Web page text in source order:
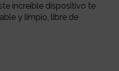
increíble dispositivo te
y limpio, libre de